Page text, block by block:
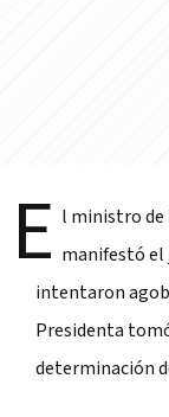
E l ministro de
manifestó el
intentaron
Presidenta
determinación